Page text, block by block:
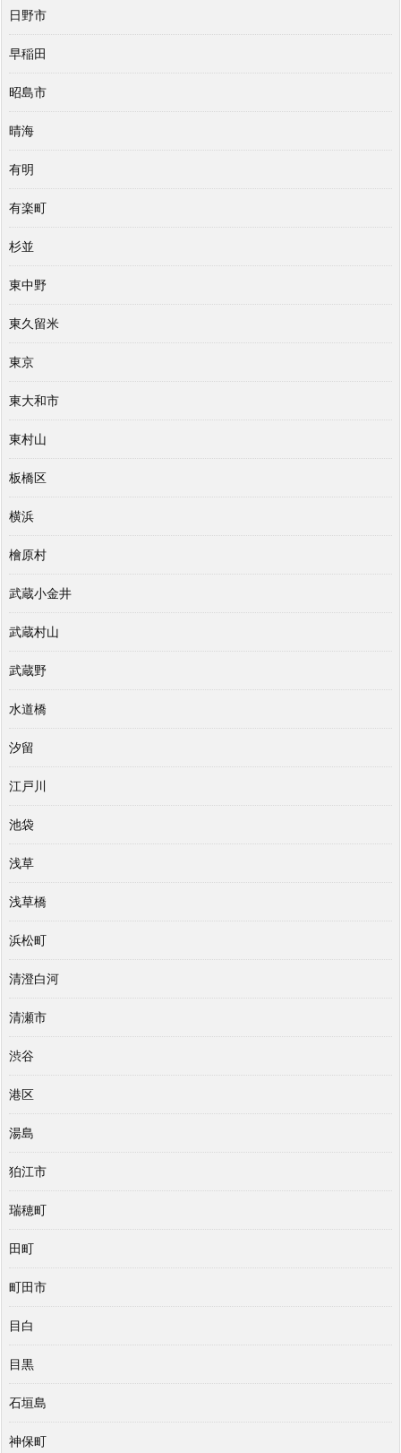
日野市
早稲田
昭島市
晴海
有明
有楽町
杉並
東中野
東久留米
東京
東大和市
東村山
板橋区
横浜
檜原村
武蔵小金井
武蔵村山
武蔵野
水道橋
汐留
江戸川
池袋
浅草
浅草橋
浜松町
清澄白河
清瀬市
渋谷
港区
湯島
狛江市
瑞穂町
田町
町田市
目白
目黒
石垣島
神保町